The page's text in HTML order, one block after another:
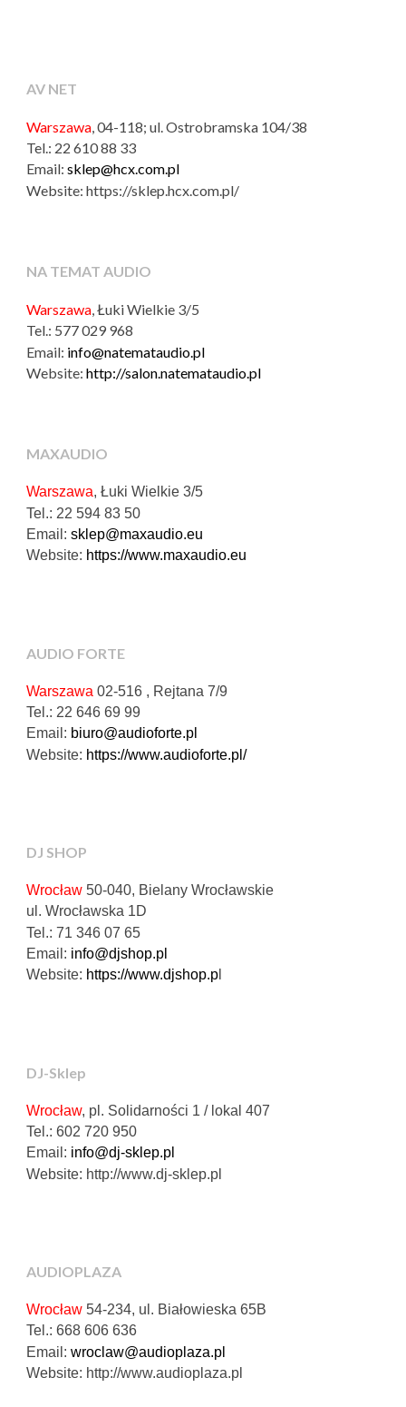
AV NET
Warszawa , 04-118; ul. Ostrobramska 104/38
Tel.: 22 610 88 33
Email:sklep@hcx.com.pl
Website: https://sklep.hcx.com.pl/
NA TEMAT AUDIO
Warszawa, Łuki Wielkie 3/5
Tel.: 577 029 968
Email: info@natemataudio.pl
Website:http://salon.natemataudio.pl
MAXAUDIO
Warszawa, Łuki Wielkie 3/5
Tel.: 22 594 83 50
Email:sklep@maxaudio.eu
Website: https://www.maxaudio.eu
AUDIO FORTE
Warszawa 02-516 , Rejtana 7/9
Tel.: 22 646 69 99
Email: biuro@audioforte.pl
Website: https://www.audioforte.pl/
DJ SHOP
Wrocław 50-040, Bielany Wrocławskie
ul. Wrocławska 1D
Tel.: 71 346 07 65
Email: info@djshop.pl
Website: https://www.djshop.p
DJ-Sklep
Wrocław, pl. Solidarności 1 / lokal 407
Tel.: 602 720 950
Email: info@dj-sklep.pl
Website: http://www.dj-sklep.pl
AUDIOPLAZA
Wrocław 54-234, ul. Białowieska 65B
Tel.: 668 606 636
Email:wroclaw@audioplaza.pl
Website: http://www.audioplaza.pl